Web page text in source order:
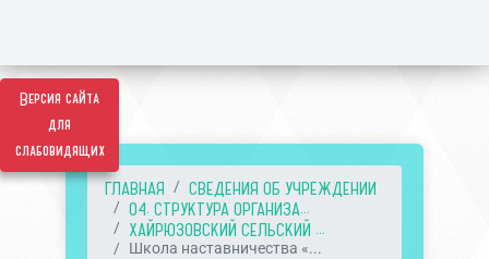
Версия сайта
для
слабовидящих
ГЛАВНАЯ
СВЕДЕНИЯ ОБ УЧРЕЖДЕНИИ
04. СТРУКТУРА ОРГАНИЗА...
ХАЙРЮЗОВСКИЙ СЕЛЬСКИЙ ...
Школа наставничества «...